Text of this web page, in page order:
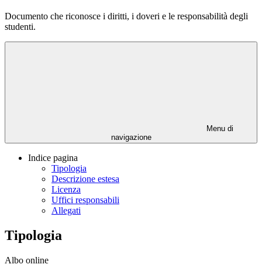
Documento che riconosce i diritti, i doveri e le responsabilità degli
studenti.
Menu di
navigazione
Indice pagina
Tipologia
Descrizione estesa
Licenza
Uffici responsabili
Allegati
Tipologia
Albo online